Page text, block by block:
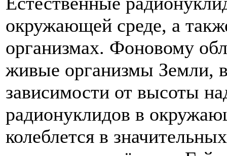
окружающей среде, а
организмах. Фоновому
живые организмы Земли,
зависимости от высоты
радионуклидов в
колеблется в